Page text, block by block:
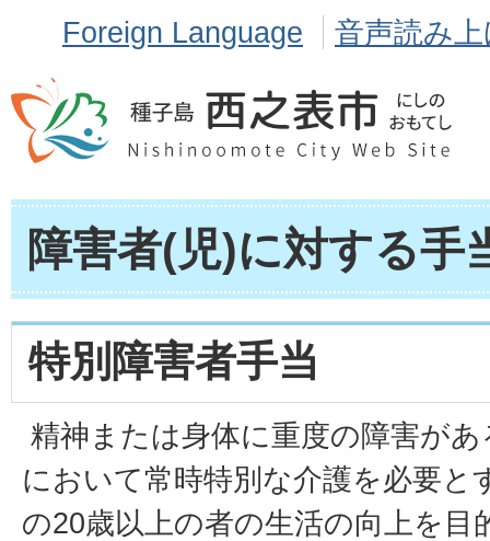
Foreign Language 音声読み
障害者(児)に対する手
特別障害者手当
精神または身体に重度の障害が
において常時特別な介護を必要と
の20歳以上の者の生活の向上を目